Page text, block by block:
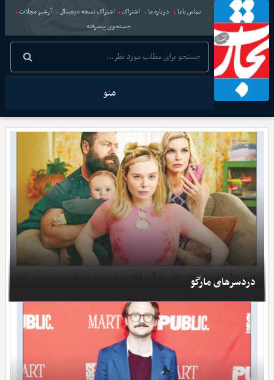
تماس باما درباره ما اشتراک اشتراک نسخه دیجیتال
آرشیو مجلات
جستجوی پیشرفته
منو
دردسرهای مارگو